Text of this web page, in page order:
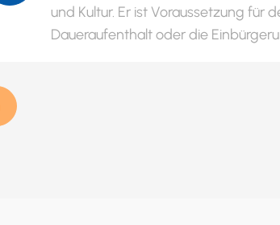
und Kultur. Er ist Voraussetzung für
Daueraufenthalt oder die